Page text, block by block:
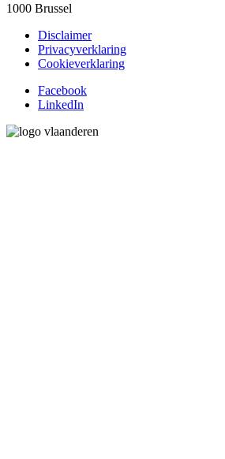
1000 Brussel
Disclaimer
Privacyverklaring
Cookieverklaring
Facebook
LinkedIn